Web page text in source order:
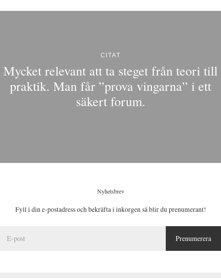
CITAT
Mycket relevant att ta steget från teori till
praktik. Man får ”prova vingarna” i ett
säkert forum.
Nyhetsbrev
Fyll i din e-postadress och bekräfta i inkorgen så blir du prenumerant!
Prenumerera